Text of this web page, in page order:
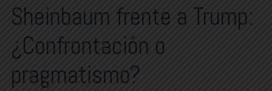
Sheinbaum frente a Trump:
¿Confrontación o
pragmatismo?